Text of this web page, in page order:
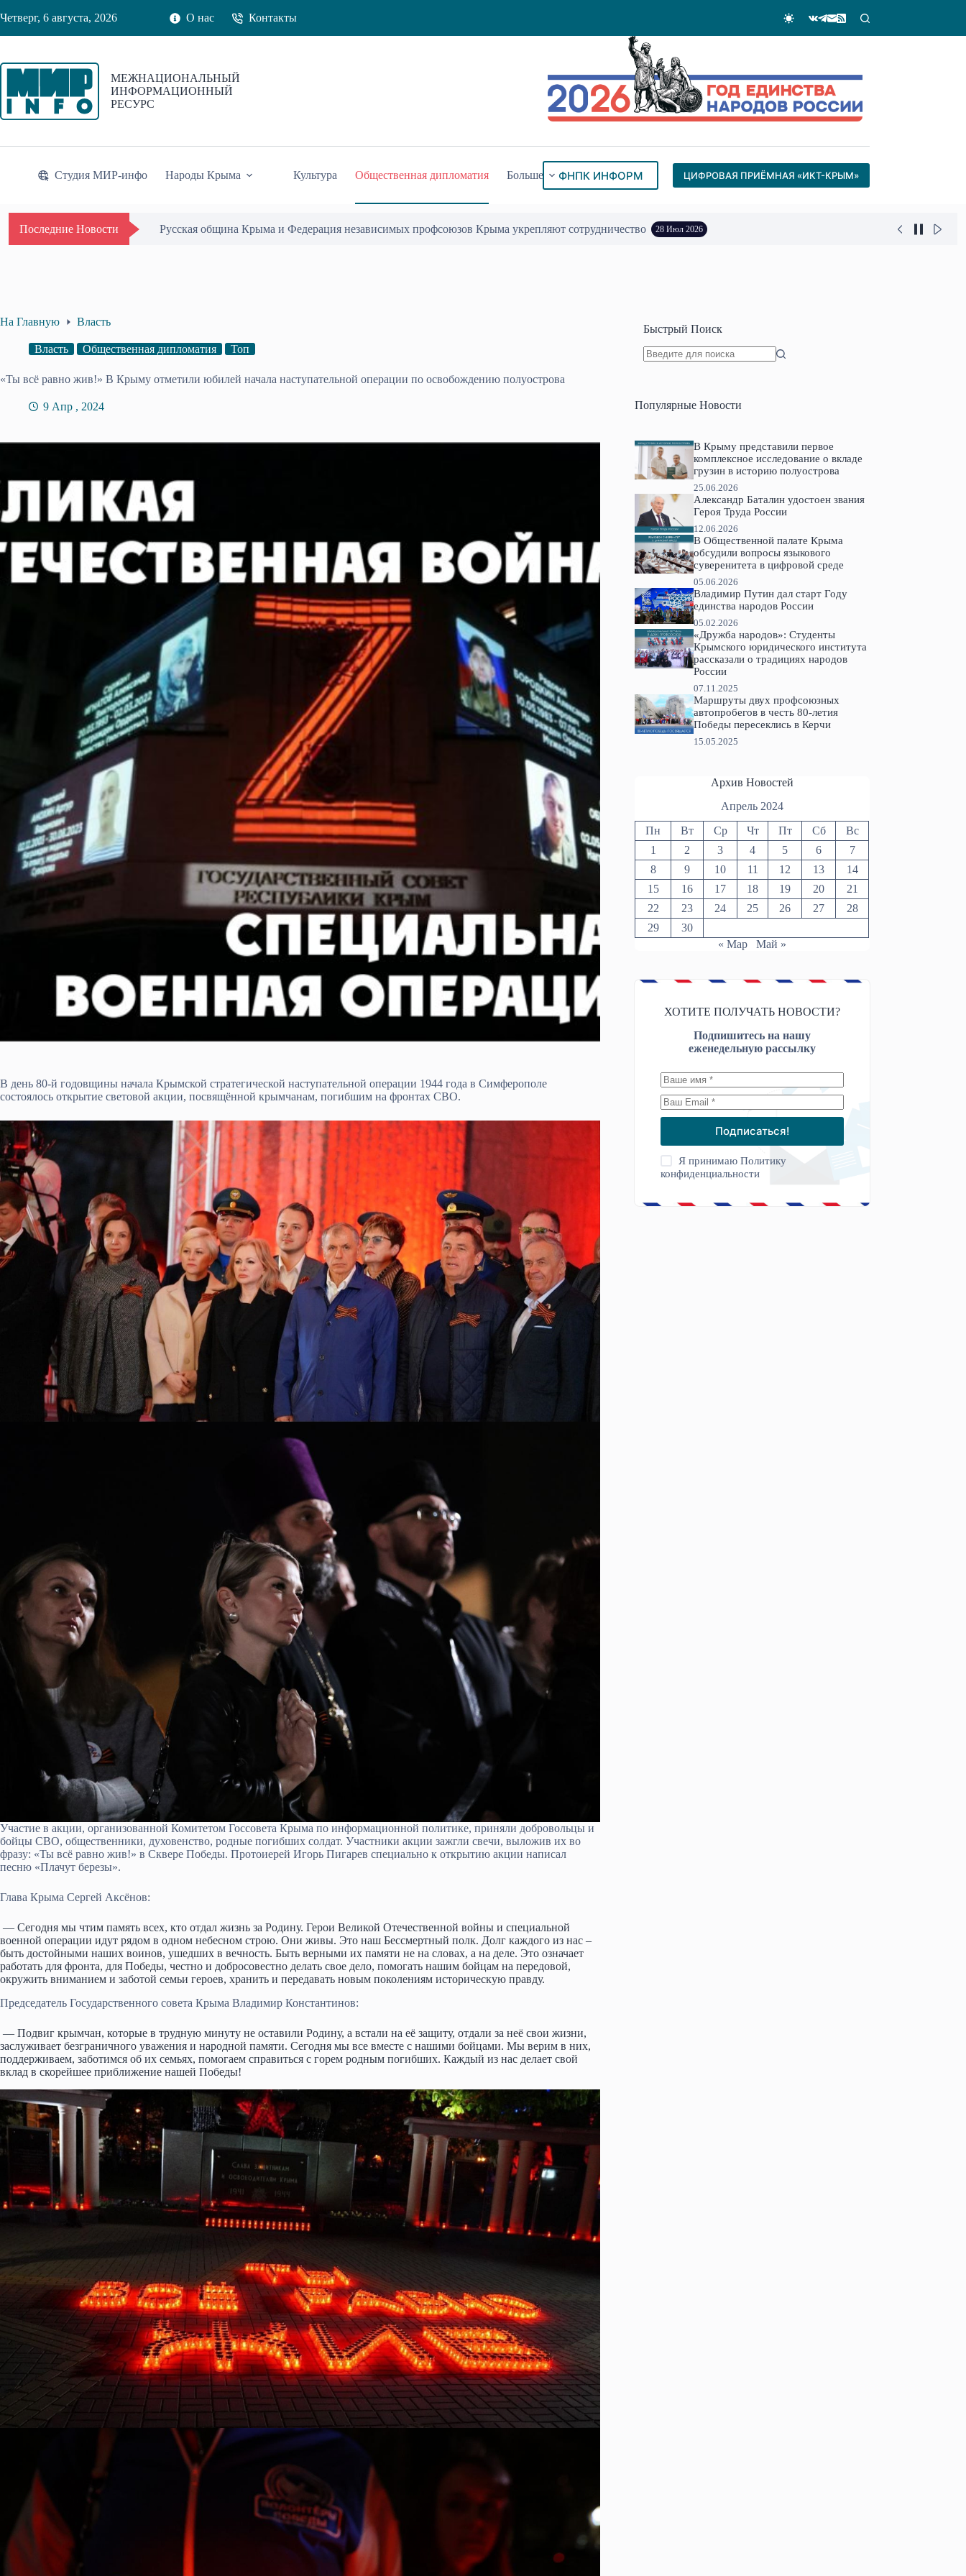
к
Четверг, 6 августа, 2026 О нас Контакты
МЕЖНАЦИОНАЛЬНЫЙ
ИНФОРМАЦИОННЫЙ
РЕСУРС
Студия МИР-инфо Народы Крыма Культура Общественная дипломатия Больше ФНПК ИНФОРМ ЦИФРОВАЯ ПРИЁМНАЯ «ИКТ-КРЫМ»
Последние Новости Одиссей Пипия удостоен Почётного знака «За гражданское служение» 17 Июл 2026
На Главную Власть
Власть Общественная дипломатия Топ
«Ты всё равно жив!» В Крыму отметили юбилей начала наступательной операции по освобождению полуострова
9 Апр , 2024
В день 80-й годовщины начала Крымской стратегической наступательной операции 1944 года в Симферополе
состоялось открытие световой акции, посвящённой крымчанам, погибшим на фронтах СВО.
Участие в акции, организованной Комитетом Госсовета Крыма по информационной политике, приняли добровольцы и
бойцы СВО, общественники, духовенство, родные погибших солдат. Участники акции зажгли свечи, выложив их во
фразу: «Ты всё равно жив!» в Сквере Победы. Протоиерей Игорь Пигарев специально к открытию акции написал
песню «Плачут березы».
Глава Крыма Сергей Аксёнов:
— Сегодня мы чтим память всех, кто отдал жизнь за Родину. Герои Великой Отечественной войны и специальной
военной операции идут рядом в одном небесном строю. Они живы. Это наш Бессмертный полк. Долг каждого из нас –
быть достойными наших воинов, ушедших в вечность. Быть верными их памяти не на словах, а на деле. Это означает
работать для фронта, для Победы, честно и добросовестно делать свое дело, помогать нашим бойцам на передовой,
окружить вниманием и заботой семьи героев, хранить и передавать новым поколениям историческую правду.
Председатель Государственного совета Крыма Владимир Константинов:
— Подвиг крымчан, которые в трудную минуту не оставили Родину, а встали на её защиту, отдали за неё свои жизни,
заслуживает безграничного уважения и народной памяти. Сегодня мы все вместе с нашими бойцами. Мы верим в них,
поддерживаем, заботимся об их семьях, помогаем справиться с горем родным погибших. Каждый из нас делает свой
вклад в скорейшее приближение нашей Победы!
Быстрый Поиск
Популярные Новости
В Крыму представили первое
комплексное исследование о вкладе
грузин в историю полуострова
25.06.2026
Александр Баталин удостоен звания
Героя Труда России
12.06.2026
В Общественной палате Крыма
обсудили вопросы языкового
суверенитета в цифровой среде
05.06.2026
Владимир Путин дал старт Году
единства народов России
05.02.2026
«Дружба народов»: Студенты
Крымского юридического института
рассказали о традициях народов
России
07.11.2025
Маршруты двух профсоюзных
автопробегов в честь 80-летия
Победы пересеклись в Керчи
15.05.2025
Архив Новостей
Апрель 2024
Пн Вт Ср Чт Пт Сб
Вс
1
2 3 4 5 6
7
8
9 10 11 12 13
14
15
16 17 18 19 20
21
22
23 24 25 26 27
28
29
30
« Мар
Май »
ХОТИТЕ ПОЛУЧАТЬ НОВОСТИ?
Подпишитесь на нашу
еженедельную рассылку
Подписаться!
Я принимаюПолитику
конфиденциальности